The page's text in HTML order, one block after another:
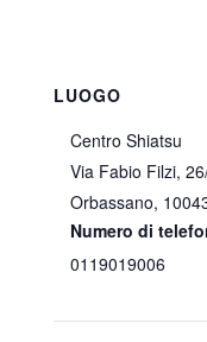
LUOGO
Centro Shiatsu
Via Fabio Filzi,
Orbassano,
Numero di
0119019006